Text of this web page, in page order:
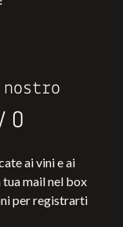
ai vini e ai
mail nel box
per registrarti